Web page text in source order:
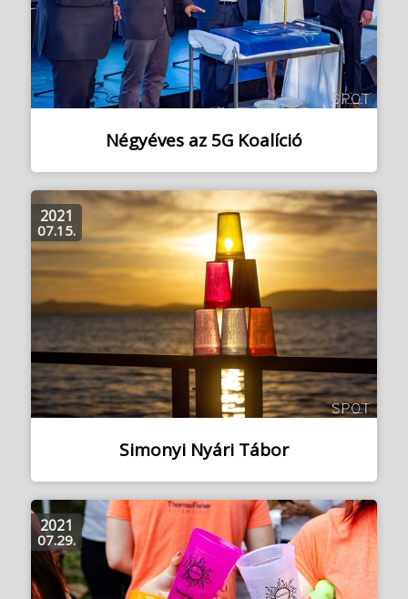
Négyéves az 5G Koalíció
Simonyi Nyári Tábor
2021
07.15.
2021
07.29.